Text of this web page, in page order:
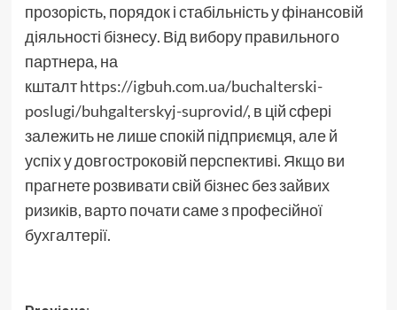
прозорість, порядок і стабільність у фінансовій
діяльності бізнесу. Від вибору правильного
партнера, на
кшталтhttps://igbuh.com.ua/buchalterski-
poslugi/buhgalterskyj-suprovid/, в цій сфері
залежить не лише спокій підприємця, але й
успіх у довгостроковій перспективі. Якщо ви
прагнете розвивати свій бізнес без зайвих
ризиків, варто почати саме з професійної
бухгалтерії.